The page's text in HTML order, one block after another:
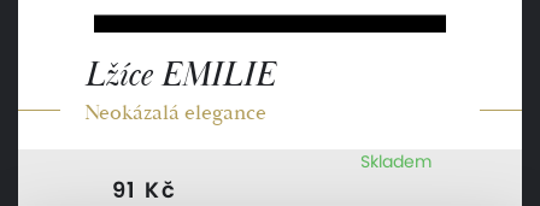
Lžíce EMILIE
Neokázalá elegance
91 Kč
Skladem